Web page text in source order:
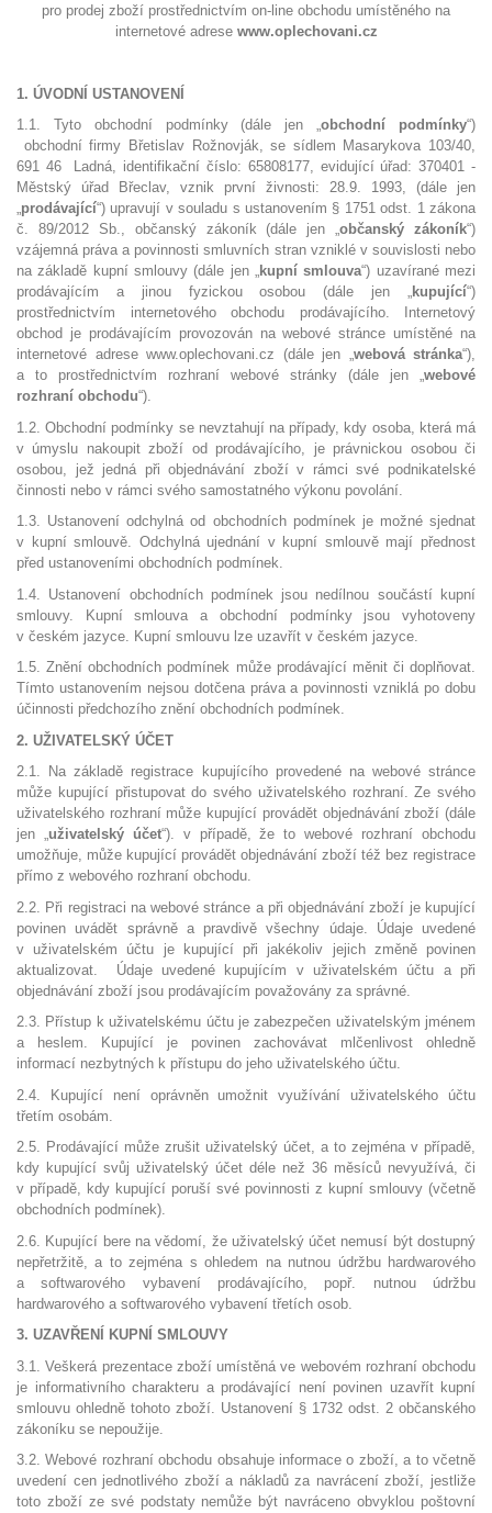
pro prodej zboží prostřednictvím on-line obchodu umístěného na
internetové adrese www.oplechovani.cz
1. ÚVODNÍ USTANOVENÍ
1.1. Tyto obchodní podmínky (dále jen „obchodní podmínky“)
obchodní firmy Břetislav Rožnovják, se sídlem Masarykova 103/40,
691 46 Ladná, identifikační číslo: 65808177, evidující úřad: 370401 -
Městský úřad Břeclav, vznik první živnosti: 28.9. 1993, (dále jen
„prodávající“) upravují v souladu s ustanovením § 1751 odst. 1 zákona
č. 89/2012 Sb., občanský zákoník (dále jen „občanský zákoník“)
vzájemná práva a povinnosti smluvních stran vzniklé v souvislosti nebo
na základě kupní smlouvy (dále jen „kupní smlouva“) uzavírané mezi
prodávajícím a jinou fyzickou osobou (dále jen „kupující“)
prostřednictvím internetového obchodu prodávajícího. Internetový
obchod je prodávajícím provozován na webové stránce umístěné na
internetové adrese www.oplechovani.cz (dále jen „webová stránka“),
a to prostřednictvím rozhraní webové stránky (dále jen „webové
rozhraní obchodu“).
1.2. Obchodní podmínky se nevztahují na případy, kdy osoba, která má
v úmyslu nakoupit zboží od prodávajícího, je právnickou osobou či
osobou, jež jedná při objednávání zboží v rámci své podnikatelské
činnosti nebo v rámci svého samostatného výkonu povolání.
1.3. Ustanovení odchylná od obchodních podmínek je možné sjednat
v kupní smlouvě. Odchylná ujednání v kupní smlouvě mají přednost
před ustanoveními obchodních podmínek.
1.4. Ustanovení obchodních podmínek jsou nedílnou součástí kupní
smlouvy. Kupní smlouva a obchodní podmínky jsou vyhotoveny
v českém jazyce. Kupní smlouvu lze uzavřít v českém jazyce.
1.5. Znění obchodních podmínek může prodávající měnit či doplňovat.
Tímto ustanovením nejsou dotčena práva a povinnosti vzniklá po dobu
účinnosti předchozího znění obchodních podmínek.
2. UŽIVATELSKÝ ÚČET
2.1. Na základě registrace kupujícího provedené na webové stránce
může kupující přistupovat do svého uživatelského rozhraní. Ze svého
uživatelského rozhraní může kupující provádět objednávání zboží (dále
jen „uživatelský účet“). v případě, že to webové rozhraní obchodu
umožňuje, může kupující provádět objednávání zboží též bez registrace
přímo z webového rozhraní obchodu.
2.2. Při registraci na webové stránce a při objednávání zboží je kupující
povinen uvádět správně a pravdivě všechny údaje. Údaje uvedené
v uživatelském účtu je kupující při jakékoliv jejich změně povinen
aktualizovat. Údaje uvedené kupujícím v uživatelském účtu a při
objednávání zboží jsou prodávajícím považovány za správné.
2.3. Přístup k uživatelskému účtu je zabezpečen uživatelským jménem
a heslem. Kupující je povinen zachovávat mlčenlivost ohledně
informací nezbytných k přístupu do jeho uživatelského účtu.
2.4. Kupující není oprávněn umožnit využívání uživatelského účtu
třetím osobám.
2.5. Prodávající může zrušit uživatelský účet, a to zejména v případě,
kdy kupující svůj uživatelský účet déle než 36 měsíců nevyužívá, či
v případě, kdy kupující poruší své povinnosti z kupní smlouvy (včetně
obchodních podmínek).
2.6. Kupující bere na vědomí, že uživatelský účet nemusí být dostupný
nepřetržitě, a to zejména s ohledem na nutnou údržbu hardwarového
a softwarového vybavení prodávajícího, popř. nutnou údržbu
hardwarového a softwarového vybavení třetích osob.
3. UZAVŘENÍ KUPNÍ SMLOUVY
3.1. Veškerá prezentace zboží umístěná ve webovém rozhraní obchodu
je informativního charakteru a prodávající není povinen uzavřít kupní
smlouvu ohledně tohoto zboží. Ustanovení § 1732 odst. 2 občanského
zákoníku se nepoužije.
3.2. Webové rozhraní obchodu obsahuje informace o zboží, a to včetně
uvedení cen jednotlivého zboží a nákladů za navrácení zboží, jestliže
toto zboží ze své podstaty nemůže být navráceno obvyklou poštovní